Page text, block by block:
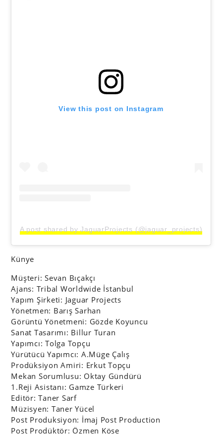
View this post on Instagram
A post shared by JaguarProjects (@jaguar_projects)
Künye
Müşteri: Sevan Bıçakçı
Ajans: Tribal Worldwide İstanbul
Yapım Şirketi: Jaguar Projects
Yönetmen: Barış Sarhan
Görüntü Yönetmeni: Gözde Koyuncu
Sanat Tasarımı: Billur Turan
Yapımcı: Tolga Topçu
Yürütücü Yapımcı: A.Müge Çalış
Prodüksiyon Amiri: Erkut Topçu
Mekan Sorumlusu: Oktay Gündürü
1.Reji Asistanı: Gamze Türkeri
Editör: Taner Sarf
Müzisyen: Taner Yücel
Post Produksiyon: İmaj Post Production
Post Prodüktör: Özmen Köse